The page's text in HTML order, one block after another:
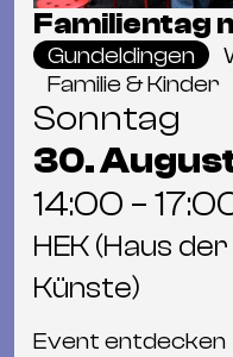
Familientag
Gundeldingen
Familie & Kinder
Sonntag
30.
14:00 –
HEK (Haus
Künste)
Event entdecken